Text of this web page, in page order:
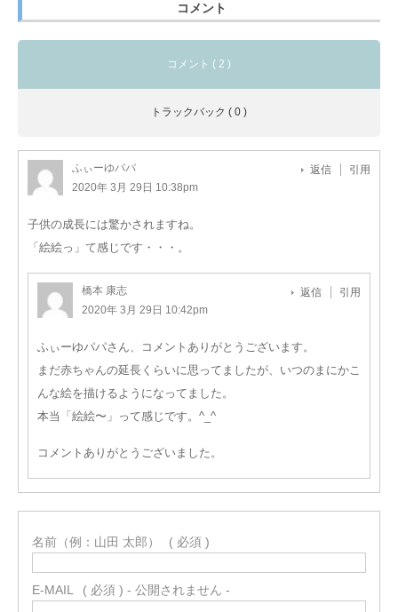
コメント
コメント ( 2 )
トラックバック ( 0 )
ふぃーゆパパ
2020年 3月 29日 10:38pm
返信 引用
子供の成長には驚かされますね。
「絵絵っ」て感じです・・・。
橋本 康志
2020年 3月 29日 10:42pm
返信 引用
ふぃーゆパパさん、コメントありがとうございます。
まだ赤ちゃんの延長くらいに思ってましたが、いつのまにかこ
んな絵を描けるようになってました。
本当「絵絵〜」って感じです。^_^
コメントありがとうございました。
名前（例：山田 太郎） ( 必須 )
E-MAIL ( 必須 ) - 公開されません -